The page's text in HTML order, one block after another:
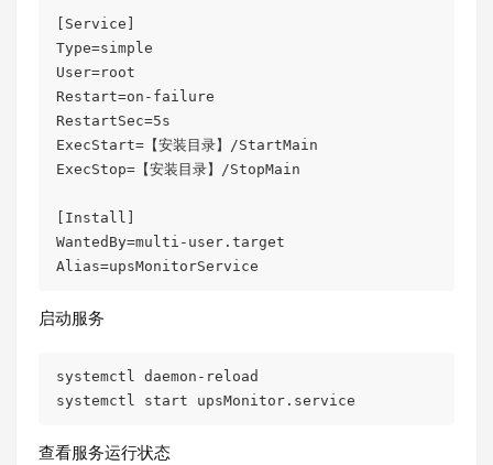
[Service]
Type=simple
User=root
Restart=on-failure
RestartSec=5s
ExecStart=【安装目录】/StartMain
ExecStop=【安装目录】/StopMain
[Install]
WantedBy=multi-user.target
Alias=upsMonitorService
启动服务
systemctl daemon-reload
systemctl start upsMonitor.service
查看服务运行状态